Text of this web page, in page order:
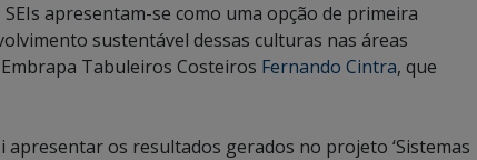
apresentam-se como uma opção de primeira
sustentável dessas culturas nas áreas
Tabuleiros Costeiros Fernando Cintra, que
os resultados gerados no projeto ‘Sistemas